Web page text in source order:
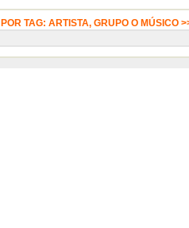
POR TAG: ARTISTA, GRUPO O MÚSICO